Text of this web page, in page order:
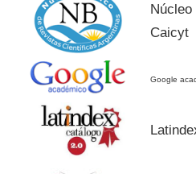
Caicyt
Google